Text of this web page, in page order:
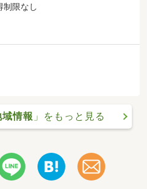
制限なし
域情報 」をもっと見る